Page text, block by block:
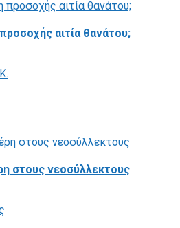
αιτία θανάτου;
στους νεοσύλλεκτους